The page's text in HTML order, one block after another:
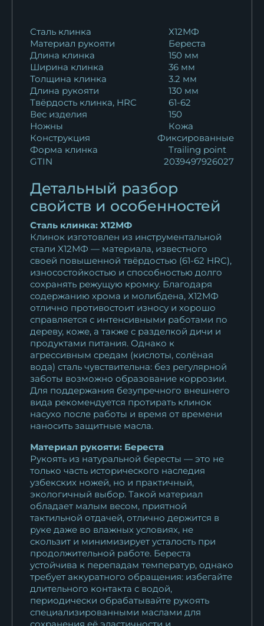
Сталь клинка
Х12МФ
Материал рукояти
Береста
Длина клинка
150 мм
Ширина клинка
36 мм
Толщина клинка
3.2 мм
Длина рукояти
130 мм
Твёрдость клинка, HRC
61-62
Вес изделия
150
Ножны
Кожа
Конструкция
Фиксированные
Форма клинка
Trailing point
GTIN
2039497926027
Детальный разбор
свойств и особенностей
Сталь клинка: Х12МФ
Клинок изготовлен из инструментальной
стали Х12МФ — материала, известного
своей повышенной твёрдостью (61-62 HRC),
износостойкостью и способностью долго
сохранять режущую кромку. Благодаря
содержанию хрома и молибдена, Х12МФ
отлично противостоит износу и хорошо
справляется с интенсивными работами по
дереву, коже, а также с разделкой дичи и
продуктами питания. Однако к
агрессивным средам (кислоты, солёная
вода) сталь чувствительна: без регулярной
заботы возможно образование коррозии.
Для поддержания безупречного внешнего
вида рекомендуется протирать клинок
насухо после работы и время от времени
наносить защитные масла.
Материал рукояти: Береста
Рукоять из натуральной бересты — это не
только часть исторического наследия
узбекских ножей, но и практичный,
экологичный выбор. Такой материал
обладает малым весом, приятной
тактильной отдачей, отлично держится в
руке даже во влажных условиях, не
скользит и минимизирует усталость при
продолжительной работе. Береста
устойчива к перепадам температур, однако
требует аккуратного обращения: избегайте
длительного контакта с водой,
периодически обрабатывайте рукоять
специализированными маслами для